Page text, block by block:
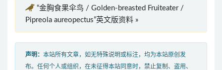
“金胸食果伞鸟 / Golden-breasted Fruiteater /
Pipreola aureopectus”英文版资料 »
声明： 本站所有文章，如无特殊说明或标注，均为本站原创发
布。任何个人或组织，在未征得本站同意时，禁止复制、盗用、